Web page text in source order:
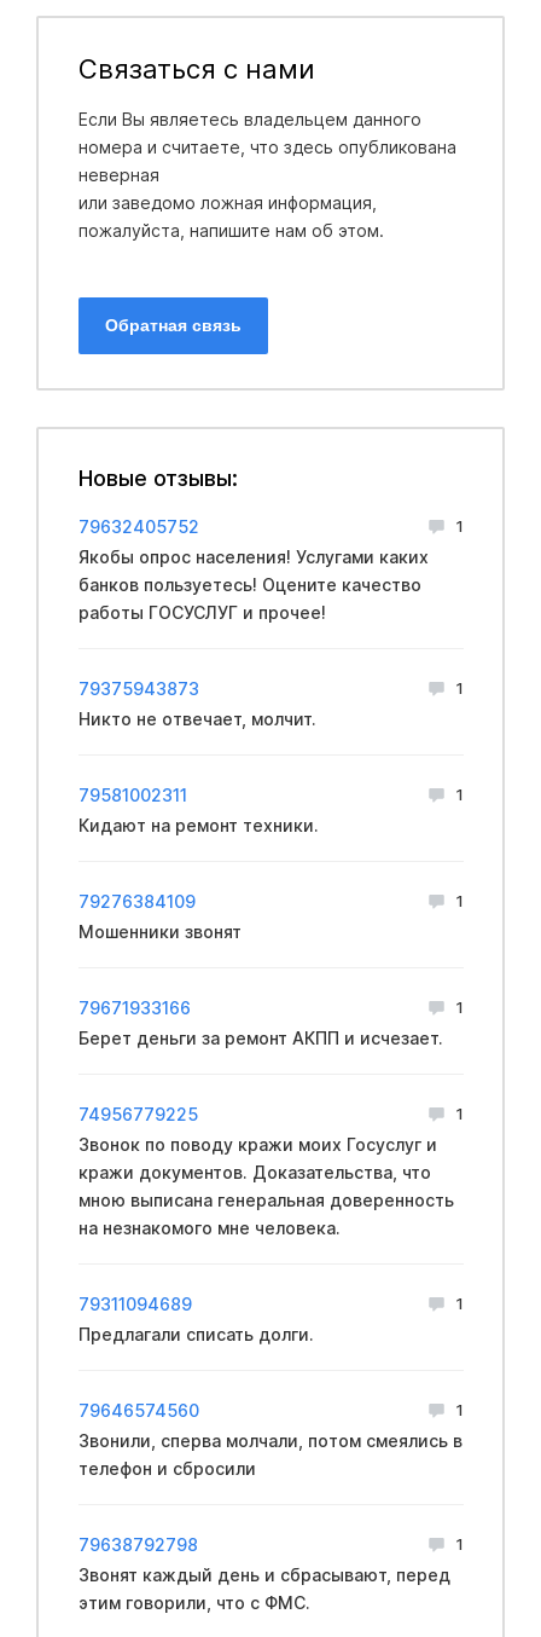
Связаться с нами
Если Вы являетесь владельцем данного
номера и считаете, что здесь опубликована
неверная
или заведомо ложная информация,
пожалуйста, напишите нам об этом.
Обратная связь
Новые отзывы:
79632405752 1
Якобы опрос населения! Услугами каких
банков пользуетесь! Оцените качество
работы ГОСУСЛУГ и прочее!
79375943873 1
Никто не отвечает, молчит.
79581002311 1
Кидают на ремонт техники.
79276384109 1
Мошенники звонят
79671933166 1
Берет деньги за ремонт АКПП и исчезает.
74956779225 1
Звонок по поводу кражи моих Госуслуг и
кражи документов. Доказательства, что
мною выписана генеральная доверенность
на незнакомого мне человека.
79311094689 1
Предлагали списать долги.
79646574560 1
Звонили, сперва молчали, потом смеялись в
телефон и сбросили
79638792798 1
Звонят каждый день и сбрасывают, перед
этим говорили, что с ФМС.